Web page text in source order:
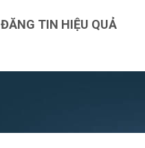
ĐĂNG TIN HIỆU QUẢ